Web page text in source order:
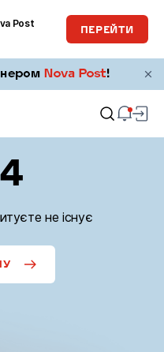
Post
ПЕРЕЙТИ
не існує